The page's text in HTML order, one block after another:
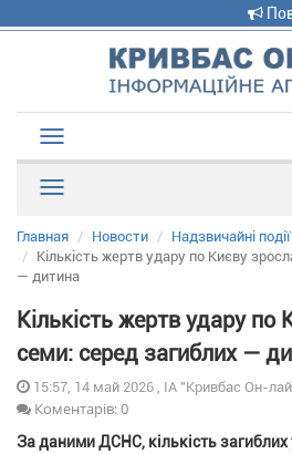
Главная Новости
Надзвичайні події
Кількість жертв удару по Києву
— дитина
Кількість жертв удару по
семи: серед загиблих —
15:57, 14 май 2026 , ІА "Кривбас Он-
Коментарів: 0
За даними ДСНС, кількість загиблих